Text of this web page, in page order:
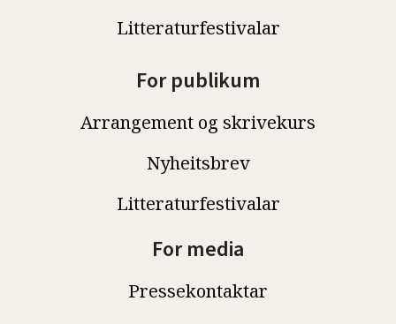
Litteraturfestivalar
For publikum
Arrangement og skrivekurs
Nyheitsbrev
Litteraturfestivalar
For media
Pressekontaktar